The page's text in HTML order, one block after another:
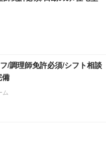
/調理師免許必須/シフト相談
備
ム